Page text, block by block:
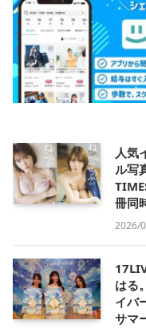
人気
ル写
冊同
2026/
はる
イバ
サマ